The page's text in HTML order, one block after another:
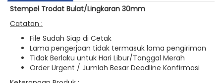
Stempel Trodat Bulat/Lingkaran 30mm
Catatan :
File Sudah Siap di Cetak
Lama pengerjaan tidak termasuk lama pengiriman
Tidak Berlaku untuk Hari Libur/Tanggal Merah
Order Urgent / Jumlah Besar Deadline Konfirmasi